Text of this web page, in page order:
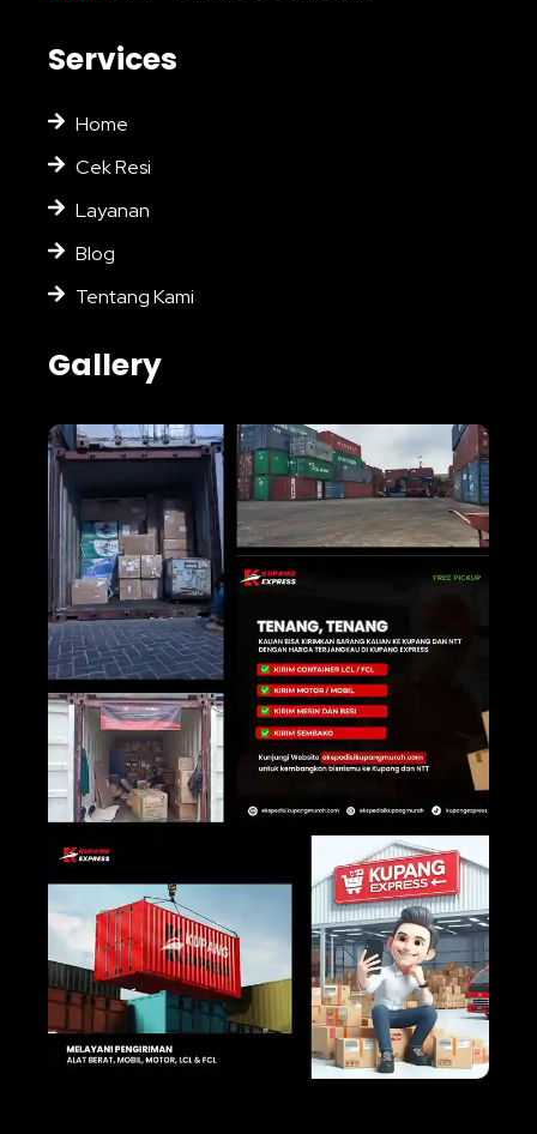
Services
Home
Cek Resi
Layanan
Blog
Tentang Kami
Gallery